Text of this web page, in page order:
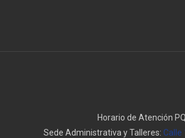
Horario de Atención
Sede Administrativa y Talleres: Calle